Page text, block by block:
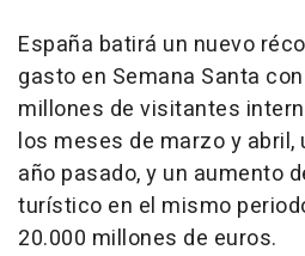
España batirá un nuevo
gasto en Semana Santa
millones de visitantes
los meses de marzo y abril,
año pasado, y un aumento
turístico en el mismo
20.000 millones de euros.